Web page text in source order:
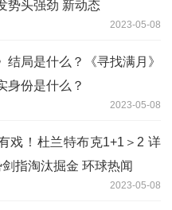
势头强劲 新动态
2023-05-08
结局是什么？《寻找满月》
身份是什么？
2023-05-08
戏！杜兰特布克1+1＞2 详
指淘汰掘金 环球热闻
2023-05-08